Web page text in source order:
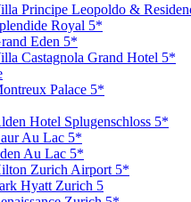
Principe Leopoldo &
Royal 5*
Eden 5*
Castagnola Grand Hotel 5*
Palace 5*
Hotel Splugenschloss 5*
Au Lac 5*
Au Lac 5*
Zurich Airport 5*
Hyatt Zurich 5